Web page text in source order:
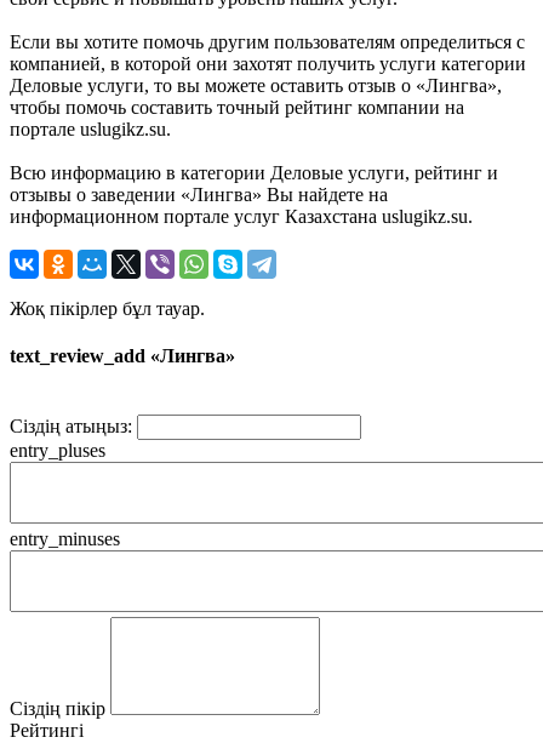
Если вы хотите помочь другим пользователям определиться с
компанией, в которой они захотят получить услуги категории
Деловые услуги, то вы можете оставить отзыв о «Лингва»,
чтобы помочь составить точный рейтинг компании на
портале uslugikz.su.
Всю информацию в категории Деловые услуги, рейтинг и
отзывы о заведении «Лингва» Вы найдете на
информационном портале услуг Казахстана uslugikz.su.
Жоқ пікірлер бұл тауар.
text_review_add «Лингва»
Сіздің атыңыз:
entry_pluses
entry_minuses
Сіздің пікір
Рейтингі